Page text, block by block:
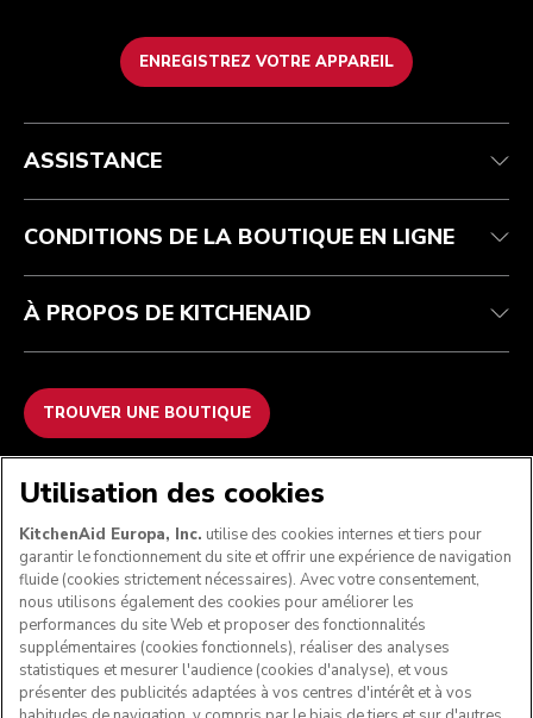
ENREGISTREZ VOTRE APPAREIL
Service après-vente
Garantie et documents
Contactez-nous
Conditions générales de vente
Retours et remboursements
Imprint
ODR
La marque
Trouver une boutique
ASSISTANCE
CONDITIONS DE LA BOUTIQUE EN LIGNE
À PROPOS DE KITCHENAID
TROUVER UNE BOUTIQUE
NOUS ACCEPTONS
SUIVEZ-NOUS
Utilisation des cookies
KitchenAid Europa, Inc. utilise des cookies internes et tiers pour
garantir le fonctionnement du site et offrir une expérience de navigation
fluide (cookies strictement nécessaires). Avec votre consentement,
nous utilisons également des cookies pour améliorer les
performances du site Web et proposer des fonctionnalités
supplémentaires (cookies fonctionnels), réaliser des analyses
statistiques et mesurer l'audience (cookies d'analyse), et vous
présenter des publicités adaptées à vos centres d'intérêt et à vos